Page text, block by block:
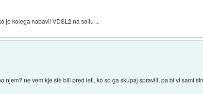
je kolega nabavil VDSL2 na soilu ...
njem? ne vem kje ste bili pred leti, ko so ga skupaj spravili, pa bi vi sami